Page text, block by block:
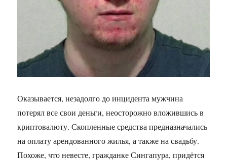
Оказывается, незадолго до инцидента мужчина
потерял все свои деньги, неосторожно вложившись в
криптовалюту. Скопленные средства предназначались
на оплату арендованного жилья, а также на свадьбу.
Похоже, что невесте, гражданке Сингапура, придётся